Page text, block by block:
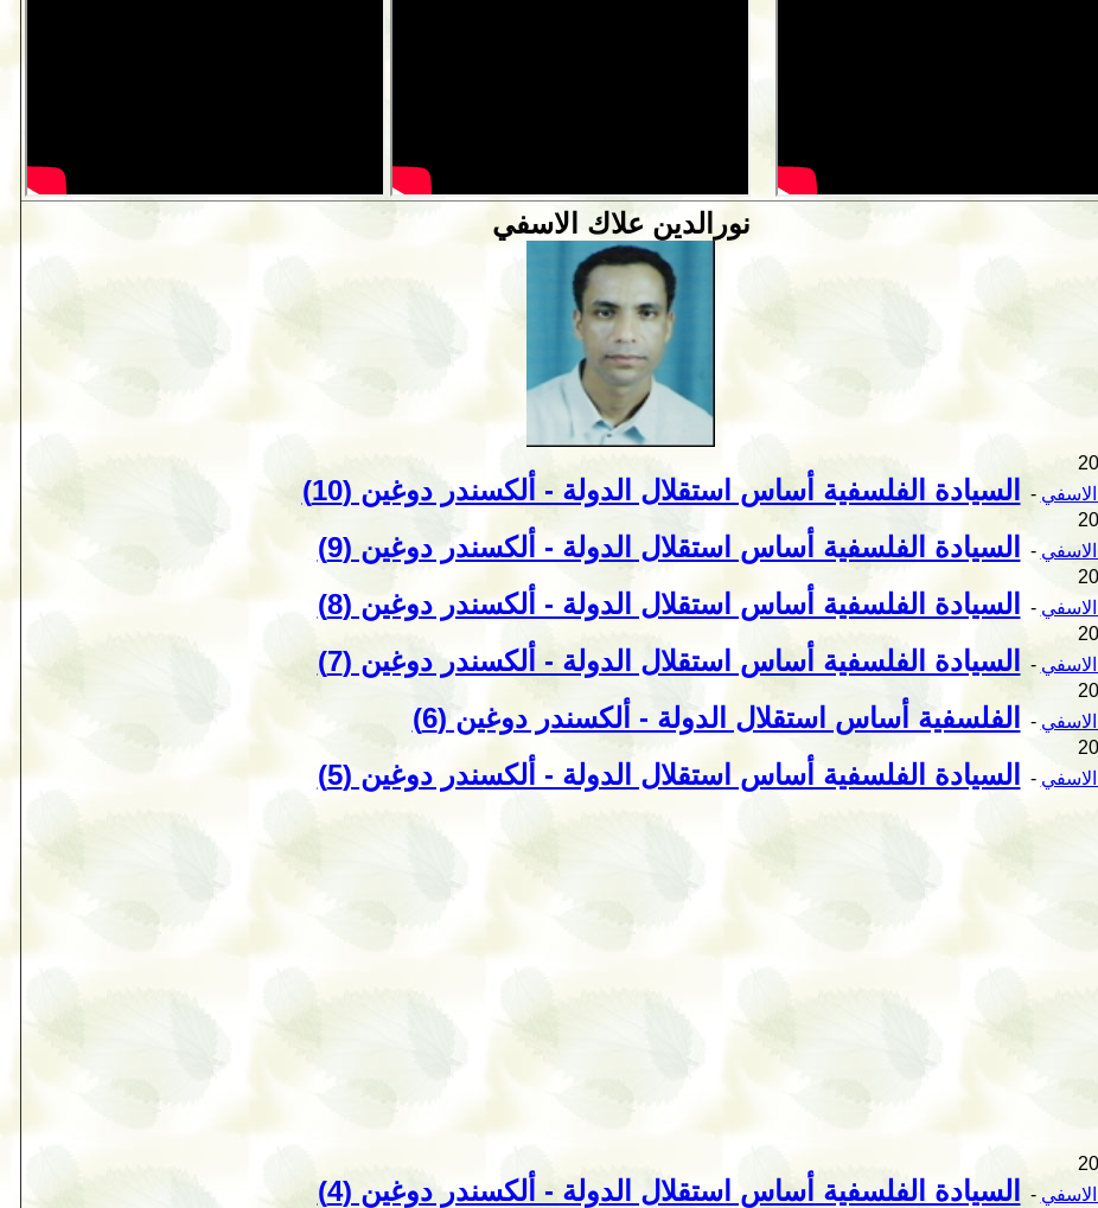
نورالدين علاك الاسفي
السيادة الفلسفية أساس استقلال الدولة - ألكسندر دوغين (10) -
السيادة الفلسفية أساس استقلال الدولة - ألكسندر دوغين (9) -
السيادة الفلسفية أساس استقلال الدولة - ألكسندر دوغين (8) -
السيادة الفلسفية أساس استقلال الدولة - ألكسندر دوغين (7) -
الفلسفية أساس استقلال الدولة - ألكسندر دوغين (6) -
السيادة الفلسفية أساس استقلال الدولة - ألكسندر دوغين (5) -
السيادة الفلسفية أساس استقلال الدولة - ألكسندر دوغين (4) -